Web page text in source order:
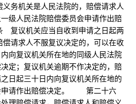
机关是人民法院的，赔偿请求人
级人民法院赔偿委员会申请作出赔
议机关应当自收到申请之日起两
求人不服复议决定的，可以在收
向复议机关所在地的同级人民法院
定；复议机关逾期不作决定的，赔
日起三十日内向复议机关所在地的
申请作出赔偿决定。 第二十六